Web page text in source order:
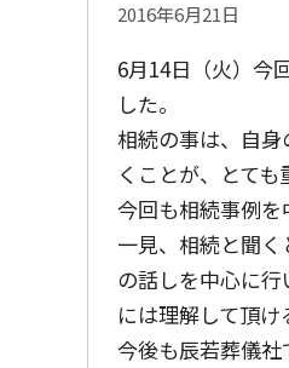
2016年6月21日
6月14日（火）今
した。
相続の事は、自
くことが、とても
今回も相続事例
一見、相続と聞
の話しを中心に
には理解して頂
今後も辰若葬儀